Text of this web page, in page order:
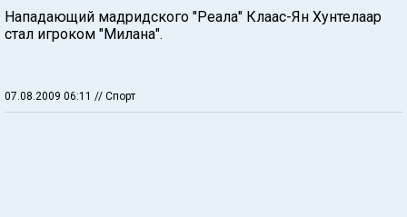
Нападающий мадридского "Реала" Клаас-Ян Хунтелаар
стал игроком "Милана".
07.08.2009 06:11 // Спорт